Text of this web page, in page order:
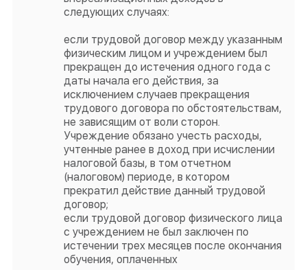
следующих случаях:
если трудовой договор между указанным
физическим лицом и учреждением был
прекращен до истечения одного года с
даты начала его действия, за
исключением случаев прекращения
трудового договора по обстоятельствам,
не зависящим от воли сторон.
Учреждение обязано учесть расходы,
учтенные ранее в доход при исчислении
налоговой базы, в том отчетном
(налоговом) периоде, в котором
прекратил действие данный трудовой
договор;
если трудовой договор физического лица
с учреждением не был заключен по
истечении трех месяцев после окончания
обучения, оплаченных